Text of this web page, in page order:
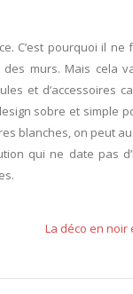
C’est pourquoi il ne
murs. Mais cela
et d’accessoires
sobre et simple
blanches, on peut
qui ne date pas
La déco en noir